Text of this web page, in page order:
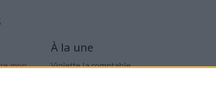
mon
À la une
Violette la comptable